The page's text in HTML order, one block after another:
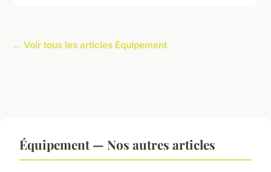
← Voir tous les articles Équipement
Équipement — Nos autres articles